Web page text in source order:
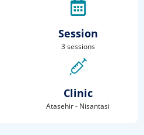
Session
3 sessions
Clinic
Atasehir - Nisantasi